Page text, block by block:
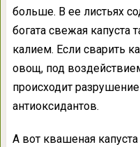
больше. В ее листьях
богата свежая
калием. Если сварить
овощ, под
происходит
антиоксидантов.
А вот квашеная